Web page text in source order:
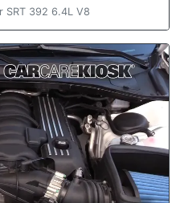
SRT 392 6.4L V8